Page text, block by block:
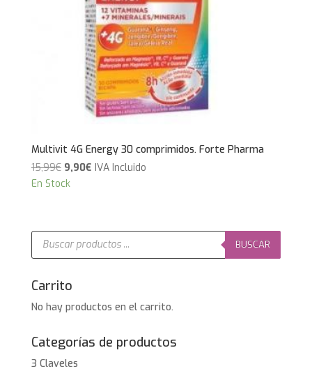
Multivit 4G Energy 30 comprimidos. Forte Pharma
15,99€ El
precio
15,99€.
9,90€El
9,90€.
IVA Incluido
En Stock
Búsqueda
productos
BUSCAR
Carrito
No hay productos en el carrito.
Categorías de productos
3 Claveles